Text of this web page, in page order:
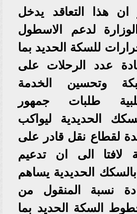
ان هذا التعاقد يدخل
لدعم الاسطول
للسكة الحديد بما
عدد الرحلات على
وتحسين الخدمة
طلبات جمهور
الحديدية ليواكب
لقطاع نقل قادر على
لافتا الى ان تدعيم
الحديدية يساهم
نسبة المنقول من
السكة الحديد بما